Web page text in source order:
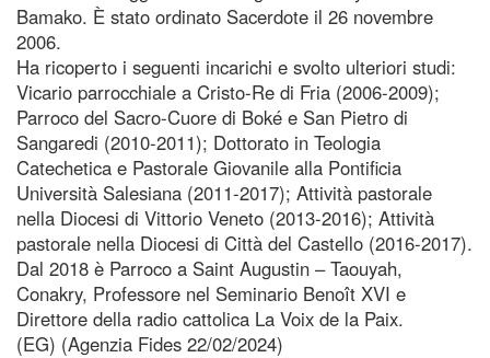
Bamako. È stato ordinato Sacerdote il 26 novembre
2006.
Ha ricoperto i seguenti incarichi e svolto ulteriori studi:
Vicario parrocchiale a Cristo-Re di Fria (2006-2009);
Parroco del Sacro-Cuore di Boké e San Pietro di
Sangaredi (2010-2011); Dottorato in Teologia
Catechetica e Pastorale Giovanile alla Pontificia
Università Salesiana (2011-2017); Attività pastorale
nella Diocesi di Vittorio Veneto (2013-2016); Attività
pastorale nella Diocesi di Città del Castello (2016-2017).
Dal 2018 è Parroco a Saint Augustin – Taouyah,
Conakry, Professore nel Seminario Benoît XVI e
Direttore della radio cattolica La Voix de la Paix.
(EG) (Agenzia Fides 22/02/2024)